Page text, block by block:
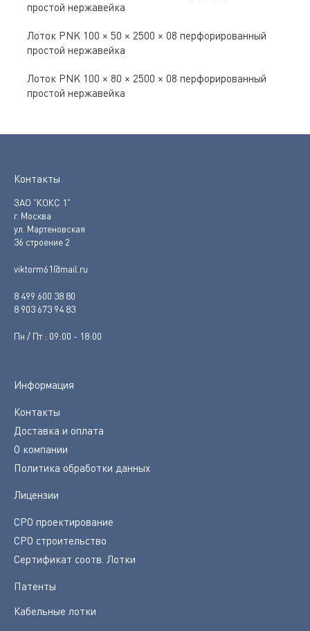
простой нержавейка
Лоток PNK 100 × 50 × 2500 × 08 перфорированный
простой нержавейка
Лоток PNK 100 × 80 × 2500 × 08 перфорированный
простой нержавейка
Контакты
ЗАО "КОКС 1"
г. Москва
ул. Мартеновская
36 строение 2
viktorm61@mail.ru
8 499 600 38 80
8 903 673 94 83
Пн / Пт : 09:00 - 18:00
Информация
Контакты
Доставка и оплата
О компании
Политика обработки данных
Лицензии
СРО проектирование
СРО строительство
Сертификат соотв. Лотки
Патенты
Кабельные лотки